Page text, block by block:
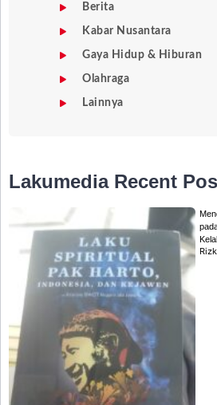
Berita
Kabar Nusantara
Gaya Hidup & Hiburan
Olahraga
Lainnya
Lakumedia Recent